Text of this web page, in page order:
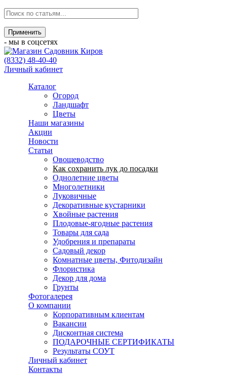
- мы в соцсетях
(8332) 48-40-40
Личный кабинет
Каталог
Огород
Ландшафт
Цветы
Наши магазины
Акции
Новости
Статьи
Овощеводство
Как сохранить лук до посадки
Однолетние цветы
Многолетники
Луковичные
Декоративные кустарники
Хвойные растения
Плодовые-ягодные растения
Товары для сада
Удобрения и препараты
Садовый декор
Комнатные цветы, Фитодизайн
Флористика
Декор для дома
Грунты
Фотогалерея
О компании
Корпоративным клиентам
Вакансии
Дисконтная система
ПОДАРОЧНЫЕ СЕРТИФИКАТЫ
Результаты СОУТ
Личный кабинет
Контакты